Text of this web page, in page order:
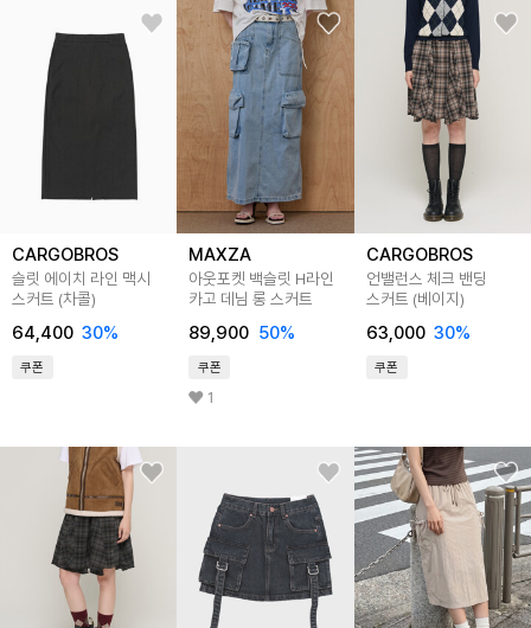
CARGOBROS
슬릿 에이치 라인 맥시
스커트 (차콜)
64,400 30%
쿠폰
MAXZA
아웃포켓 백슬릿 H라인
카고 데님 롱 스커트
89,900 50%
쿠폰
1
CARGOBROS
언밸런스 체크 밴딩
스커트 (베이지)
63,000 30%
쿠폰